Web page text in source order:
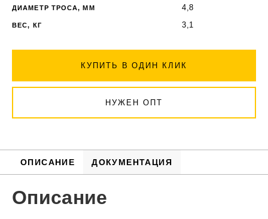
ДИАМЕТР ТРОСА, ММ 4,8
ВЕС, КГ 3,1
КУПИТЬ В ОДИН КЛИК
НУЖЕН ОПТ
ОПИСАНИЕ ДОКУМЕНТАЦИЯ
Описание